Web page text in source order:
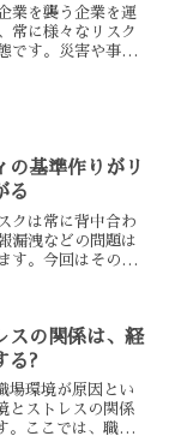
業を襲う企業を運
常に様々なリスク
です。災害や事故
の基準作りがリ
る
クは常に背中合わ
漏洩などの問題は
す。今回はそのよ
まる...
スの関係は、経
る?
場環境が原因とい
とストレスの関係
。ここでは、職場